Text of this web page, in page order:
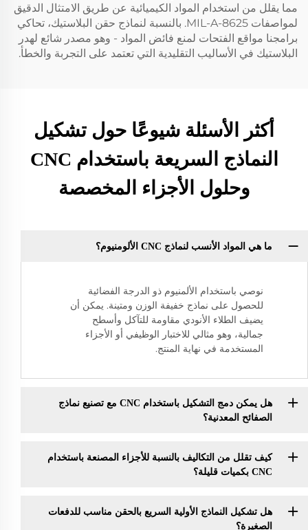
مما يقلل من استخدام المواد الكيميائية عن طريق الامتثال الدقيق
لمواصفات MIL-A-8625. بالنسبة لنماذج حقن البلاستيك، تحاكي
برامجنا مواقع الفتحات لمنع فائض المواد - وهو مصدر شائع لهدر
البلاستيك في الأساليب التقليدية التي تعتمد على التجربة والخطأ.
أكثر الأسئلة شيوعًا حول تشكيل
النماذج السريعة باستخدام CNC
وحلول الأجزاء المخصصة
ما هي المواد الأنسب لنماذج CNC الألومنيوم؟
نوصي باستخدام الألمنيوم ذو الدرجة الفضائية
للحصول على نماذج خفيفة الوزن ومتينة. يمكن أن
يضيف الطلاء الأنودي مقاومة للتآكل وأسطح
جمالية، وهو مثالي للاختبار الوظيفي أو الأجزاء
المستخدمة في نهاية المنتج.
هل يمكن دمج التشكيل باستخدام CNC مع تصنيع نماذج
الصفائح المعدنية؟
كيف تقلل من التكاليف بالنسبة للأجزاء المصنعة باستخدام
CNC بكميات قليلة؟
هل تشكيل النماذج الأولية السريع بالحقن مناسب للدفعات
الصغيرة؟